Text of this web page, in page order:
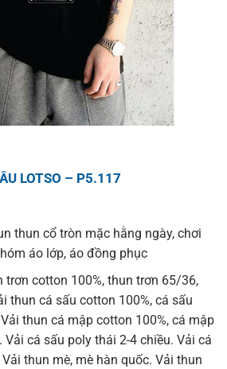
LOTSO – P5.117
thun cổ tròn mặc hằng ngày, chơi
áo lớp, áo đồng phục
trơn cotton 100%, thun trơn 65/36,
thun cá sấu cotton 100%, cá sấu
thun cá mập cotton 100%, cá mập
Vải cá sấu poly thái 2-4 chiều. Vải cá
thun mè, mè hàn quốc. Vải thun